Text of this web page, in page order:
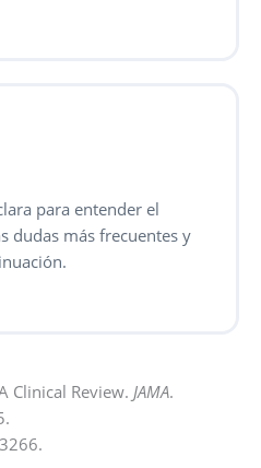
para entender el
dudas más frecuentes y
Clinical Review. JAMA.